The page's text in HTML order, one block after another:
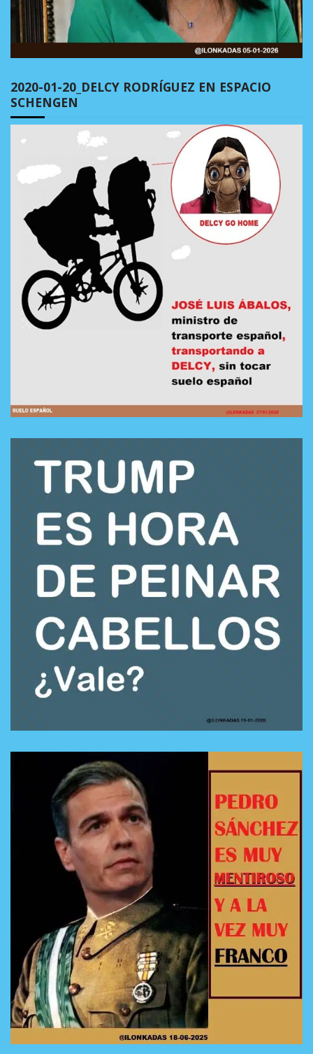
2020-01-20_DELCY RODRÍGUEZ EN ESPACIO
SCHENGEN